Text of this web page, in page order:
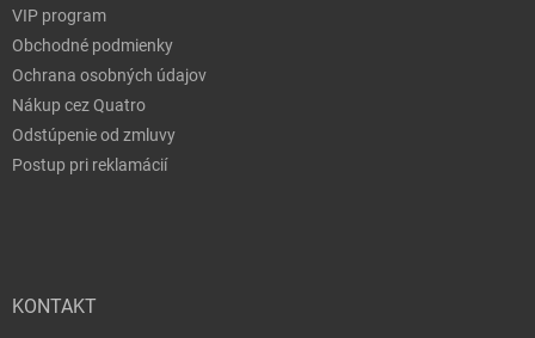
VIP program
Obchodné podmienky
Ochrana osobných údajov
Nákup cez Quatro
Odstúpenie od zmluvy
Postup pri reklamácií
KONTAKT